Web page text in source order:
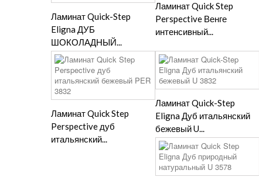
Ламинат Quick-Step
Eligna ДУБ
ШОКОЛАДНЫЙ...
Ламинат Quick Step
Perspective Венге
интенсивный...
Ламинат Quick Step
Perspective дуб
итальянский...
Ламинат Quick-Step
Eligna Дуб итальянский
бежевый U...